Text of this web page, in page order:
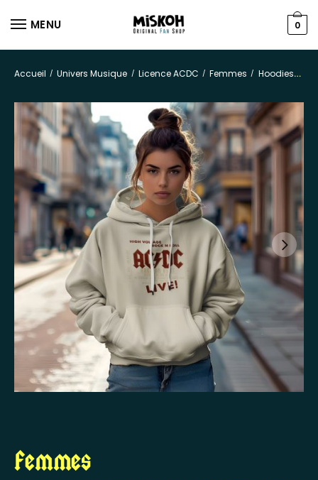
MENU 0
Accueil / Univers Musique / Licence ACDC / Femmes / Hoodies
Femmes